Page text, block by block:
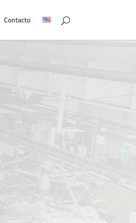
Contacto